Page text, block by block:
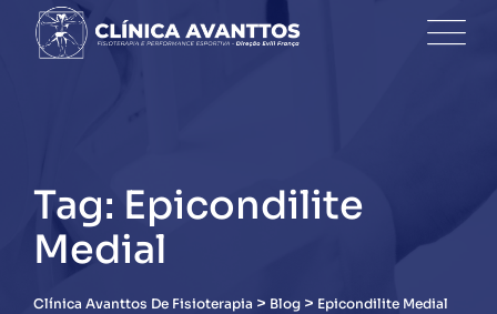
content
Tag: Epicondilite
Medial
Clínica Avanttos De Fisioterapia > Blog > Epicondilite Medial